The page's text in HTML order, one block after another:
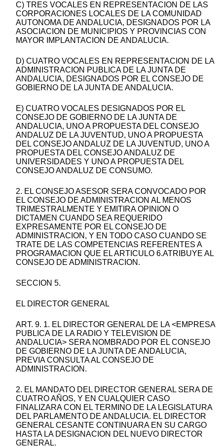
C) TRES VOCALES EN REPRESENTACION DE LAS
CORPORACIONES LOCALES DE LA COMUNIDAD
AUTONOMA DE ANDALUCIA, DESIGNADOS POR LA
ASOCIACION DE MUNICIPIOS Y PROVINCIAS CON
MAYOR IMPLANTACION DE ANDALUCIA.
D) CUATRO VOCALES EN REPRESENTACION DE LA
ADMINISTRACION PUBLICA DE LA JUNTA DE
ANDALUCIA, DESIGNADOS POR EL CONSEJO DE
GOBIERNO DE LA JUNTA DE ANDALUCIA.
E) CUATRO VOCALES DESIGNADOS POR EL
CONSEJO DE GOBIERNO DE LA JUNTA DE
ANDALUCIA, UNO A PROPUESTA DEL CONSEJO
ANDALUZ DE LA JUVENTUD, UNO A PROPUESTA
DEL CONSEJO ANDALUZ DE LA JUVENTUD, UNO A
PROPUESTA DEL CONSEJO ANDALUZ DE
UNIVERSIDADES Y UNO A PROPUESTA DEL
CONSEJO ANDALUZ DE CONSUMO.
2. EL CONSEJO ASESOR SERA CONVOCADO POR
EL CONSEJO DE ADMINISTRACION AL MENOS
TRIMESTRALMENTE Y EMITIRA OPINION O
DICTAMEN CUANDO SEA REQUERIDO
EXPRESAMENTE POR EL CONSEJO DE
ADMINISTRACION, Y EN TODO CASO CUANDO SE
TRATE DE LAS COMPETENCIAS REFERENTES A
PROGRAMACION QUE EL ARTICULO 6.ATRIBUYE AL
CONSEJO DE ADMINISTRACION.
SECCION 5.
EL DIRECTOR GENERAL
ART. 9. 1. EL DIRECTOR GENERAL DE LA <EMPRESA
PUBLICA DE LA RADIO Y TELEVISION DE
ANDALUCIA> SERA NOMBRADO POR EL CONSEJO
DE GOBIERNO DE LA JUNTA DE ANDALUCIA,
PREVIA CONSULTA AL CONSEJO DE
ADMINISTRACION.
2. EL MANDATO DEL DIRECTOR GENERAL SERA DE
CUATRO AÑOS, Y EN CUALQUIER CASO
FINALIZARA CON EL TERMINO DE LA LEGISLATURA
DEL PARLAMENTO DE ANDALUCIA. EL DIRECTOR
GENERAL CESANTE CONTINUARA EN SU CARGO
HASTA LA DESIGNACION DEL NUEVO DIRECTOR
GENERAL.